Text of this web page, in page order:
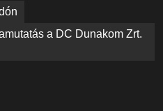
a DC Dunakom Zrt.